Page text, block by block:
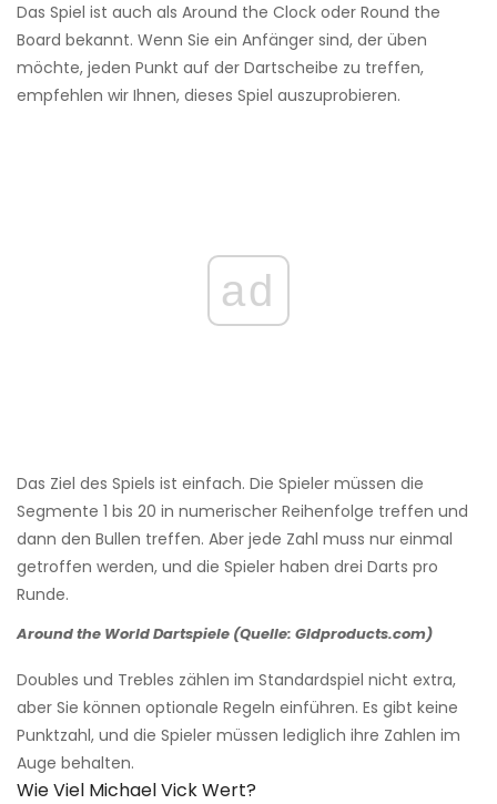
Das Spiel ist auch als Around the Clock oder Round the
Board bekannt. Wenn Sie ein Anfänger sind, der üben
möchte, jeden Punkt auf der Dartscheibe zu treffen,
empfehlen wir Ihnen, dieses Spiel auszuprobieren.
ad
Das Ziel des Spiels ist einfach. Die Spieler müssen die
Segmente 1 bis 20 in numerischer Reihenfolge treffen und
dann den Bullen treffen. Aber jede Zahl muss nur einmal
getroffen werden, und die Spieler haben drei Darts pro
Runde.
Around the World Dartspiele (Quelle: Gldproducts.com)
Doubles und Trebles zählen im Standardspiel nicht extra,
aber Sie können optionale Regeln einführen. Es gibt keine
Punktzahl, und die Spieler müssen lediglich ihre Zahlen im
Auge behalten.
Wie Viel Michael Vick Wert?